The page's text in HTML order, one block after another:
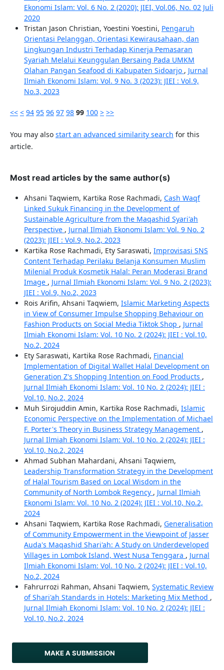
Ekonomi Islam: Vol. 6 No. 2 (2020): JIEI, Vol.06, No. 02 Juli
2020
Tristan Jason Christian, Yoestini Yoestini, Pengaruh
Orientasi Pelanggan, Orientasi Kewirausahaan, dan
Lingkungan Industri Terhadap Kinerja Pemasaran
Syariah Melalui Keunggulan Bersaing Pada UMKM
Olahan Pangan Seafood di Kabupaten Sidoarjo , Jurnal
Ilmiah Ekonomi Islam: Vol. 9 No. 3 (2023): JIEI : Vol.9,
No.3, 2023
<< < 94 95 96 97 98 99 100 > >>
You may also start an advanced similarity search for this
article.
Most read articles by the same author(s)
Ahsani Taqwiem, Kartika Rose Rachmadi, Cash Waqf
Linked Sukuk Financing in the Development of
Sustainable Agriculture from the Maqashid Syari'ah
Perspective , Jurnal Ilmiah Ekonomi Islam: Vol. 9 No. 2
(2023): JIEI : Vol.9, No.2, 2023
Kartika Rose Rachmadi, Ety Saraswati, Improvisasi SNS
Content Terhadap Perilaku Belanja Konsumen Muslim
Milenial Produk Kosmetik Halal: Peran Moderasi Brand
Image , Jurnal Ilmiah Ekonomi Islam: Vol. 9 No. 2 (2023):
JIEI : Vol.9, No.2, 2023
Rois Arifin, Ahsani Taqwiem, Islamic Marketing Aspects
in View of Consumer Impulse Shopping Behaviour on
Fashion Products on Social Media Tiktok Shop , Jurnal
Ilmiah Ekonomi Islam: Vol. 10 No. 2 (2024): JIEI : Vol.10,
No.2, 2024
Ety Saraswati, Kartika Rose Rachmadi, Financial
Implementation of Digital Wallet Halal Development on
Generation Z's Shopping Intention on Food Products ,
Jurnal Ilmiah Ekonomi Islam: Vol. 10 No. 2 (2024): JIEI :
Vol.10, No.2, 2024
Muh Sirojuddin Amin, Kartika Rose Rachmadi, Islamic
Economic Perspective on the Implementation of Michael
F. Porter's Theory in Business Strategy Management ,
Jurnal Ilmiah Ekonomi Islam: Vol. 10 No. 2 (2024): JIEI :
Vol.10, No.2, 2024
Ahmad Subhan Mahardani, Ahsani Taqwiem,
Leadership Transformation Strategy in the Development
of Halal Tourism Based on Local Wisdom in the
Community of North Lombok Regency , Jurnal Ilmiah
Ekonomi Islam: Vol. 10 No. 2 (2024): JIEI : Vol.10, No.2,
2024
Ahsani Taqwiem, Kartika Rose Rachmadi, Generalisation
of Community Empowerment in the Viewpoint of Jasser
Auda's Maqashid Shari'ah: A Study on Underdeveloped
Villages in Lombok Island, West Nusa Tenggara , Jurnal
Ilmiah Ekonomi Islam: Vol. 10 No. 2 (2024): JIEI : Vol.10,
No.2, 2024
Fahrurrozi Rahman, Ahsani Taqwiem, Systematic Review
of Shari'ah Standards in Hotels: Marketing Mix Method ,
Jurnal Ilmiah Ekonomi Islam: Vol. 10 No. 2 (2024): JIEI :
Vol.10, No.2, 2024
MAKE A SUBMISSION